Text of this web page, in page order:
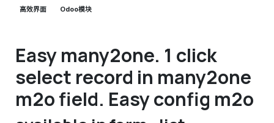
高效界面 Odoo模块
Easy many2one. 1 click
select record in many2one
m2o field. Easy config m2o